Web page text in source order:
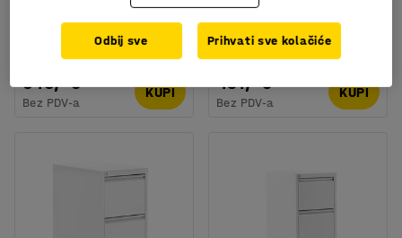
4 ladice, 800x425x1320
mm, bijeli
150051
646,- €
Bez PDV-a
KUPI
boja: bijeli, visina:
1320mm
Br. artikla:149891
491,- €
Bez PDV-a
KUPI
Odbij sve Prihvati sve kolačiće